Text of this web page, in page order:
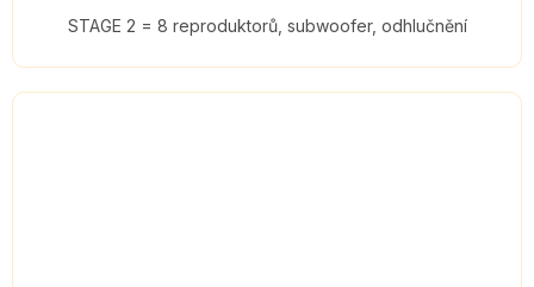
STAGE 2 = 8 reproduktorů, subwoofer, odhlučnění